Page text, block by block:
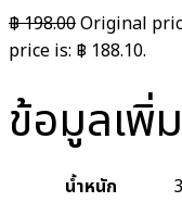
฿198.00Original
price is: ฿ 188.10.
ข้อมูลเพิ่
น้ำหนัก